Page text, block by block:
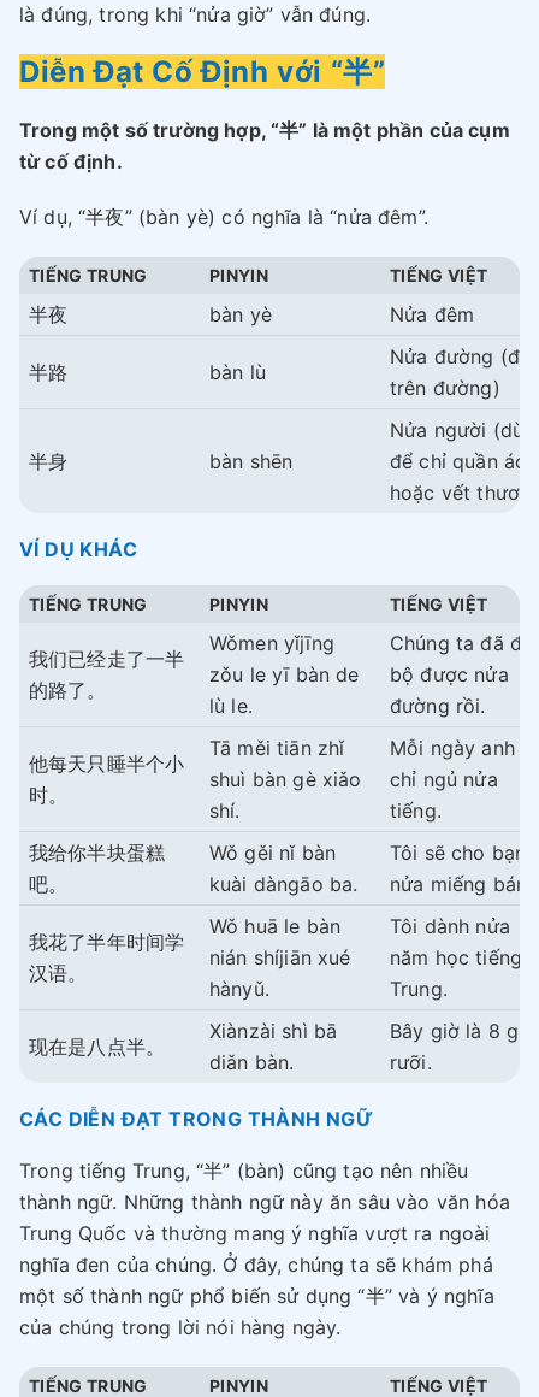
là đúng, trong khi “nửa giờ” vẫn đúng.
Diễn Đạt Cố Định với “半”
Trong một số trường hợp, “半” là một phần của cụm
từ cố định.
Ví dụ, “半夜” (bàn yè) có nghĩa là “nửa đêm”.
TIẾNG TRUNG PINYIN TIẾNG VIỆT
半夜 bàn yè Nửa đêm
半路 bàn lù
Nửa đường (đi
trên đường)
半身 bàn shēn
Nửa người
để chỉ quần áo
hoặc vết
VÍ DỤ KHÁC
TIẾNG TRUNG PINYIN TIẾNG VIỆT
我们已经走了一半
的路了。
Wǒmen yǐjīng
zǒu le yī bàn de
lù le.
Chúng ta đã đi
bộ được nửa
đường rồi.
他每天只睡半个小
时。
Tā měi tiān zhǐ
shuì bàn gè xiǎo
shí.
Mỗi ngày anh ta
chỉ ngủ nửa
tiếng.
我给你半块蛋糕
吧。
Wǒ gěi nǐ bàn
kuài dàngāo ba.
Tôi sẽ cho bạn
nửa miếng
我花了半年时间学
汉语。
Wǒ huā le bàn
nián shíjiān xué
hànyǔ.
Tôi dành nửa
năm học tiếng
Trung.
现在是八点半。
Xiànzài shì bā
diǎn bàn.
Bây giờ là 8 giờ
rưỡi.
CÁC DIỄN ĐẠT TRONG THÀNH NGỮ
Trong tiếng Trung, “半” (bàn) cũng tạo nên nhiều
thành ngữ. Những thành ngữ này ăn sâu vào văn hóa
Trung Quốc và thường mang ý nghĩa vượt ra ngoài
nghĩa đen của chúng. Ở đây, chúng ta sẽ khám phá
một số thành ngữ phổ biến sử dụng “半” và ý nghĩa
của chúng trong lời nói hàng ngày.
TIẾNG TRUNG PINYIN TIẾNG VIỆT